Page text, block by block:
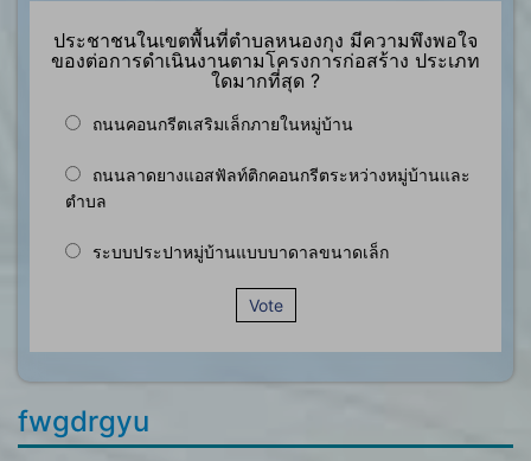
ประชาชนในเขตพื้นที่ตำบลหนองกุง มีความพึงพอใจ
ของต่อการดำเนินงานตามโครงการก่อสร้าง ประเภท
ใดมากที่สุด ?
ถนนคอนกรีตเสริมเล็กภายในหมู่บ้าน
ถนนลาดยางแอสฟัลท์ติกคอนกรีตระหว่างหมู่บ้านและ
ตำบล
ระบบประปาหมู่บ้านแบบบาดาลขนาดเล็ก
Vote
fwgdrgyu